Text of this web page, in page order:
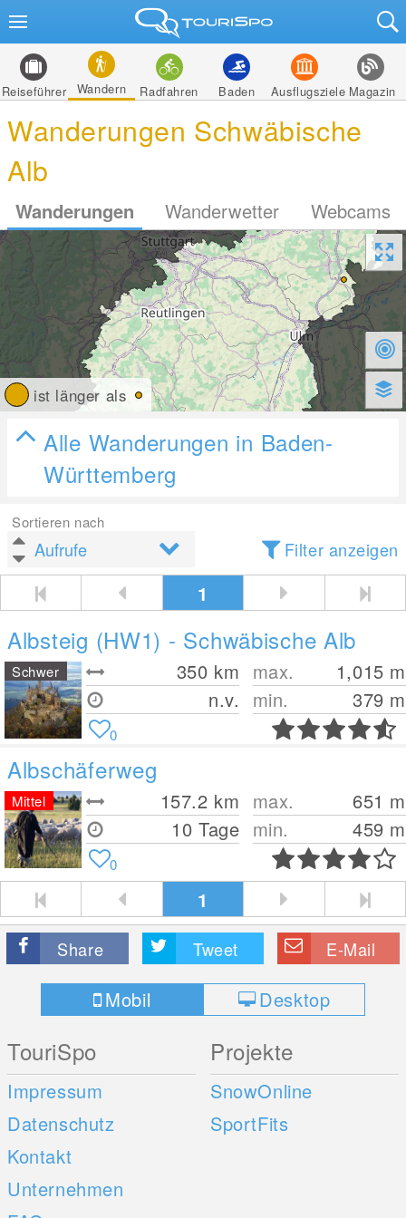
Reiseführer Wandern Radfahren Baden Ausflugsziele Magazin
Wanderungen Schwäbische
Alb
Wanderungen Wanderwetter Webcams
ist länger als
Alle Wanderungen in Baden-
Württemberg
Sortieren nach
Filter anzeigen
1
Albsteig (HW1) - Schwäbische Alb
350 km
n.v.
max. 1,015 m
min.
379 m
Schwer
0
Albschäferweg
157.2 km
10 Tage
max. 651 m
min.
459 m
Mittel
0
1
Share Tweet E-Mail
Mobil Desktop
TouriSpo
Impressum
Datenschutz
Kontakt
Unternehmen
Projekte
SnowOnline
SportFits